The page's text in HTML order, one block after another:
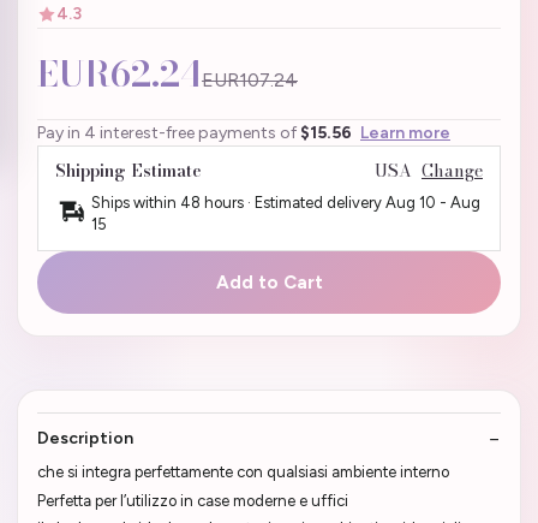
4.3
EUR62.24EUR107.24
Pay in 4 interest-free payments of $15.56 Learn more
Shipping Estimate USA Change
Ships within 48 hours · Estimated delivery Aug 10 - Aug
15
Add to Cart
Description
che si integra perfettamente con qualsiasi ambiente interno
Perfetta per l’utilizzo in case moderne e uffici